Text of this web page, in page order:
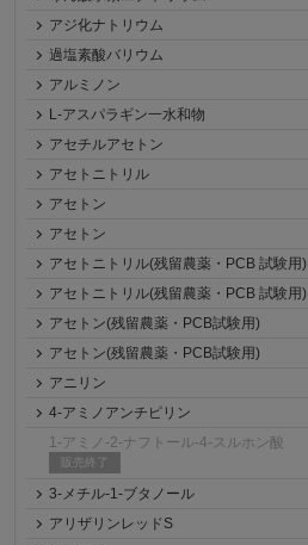
アジ化ナトリウム
過塩素酸バリウム
アルミノン
L-アスパラギン一水和物
アセチルアセトン
アセトニトリル
アセトン
アセトン
アセトニトリル(残留農薬・PCB 試験用)
アセトニトリル(残留農薬・PCB 試験用)
アセトン(残留農薬・PCB試験用)
アセトン(残留農薬・PCB試験用)
アニリン
4-アミノアンチピリン
1-アミノ-2-ナフトール-4-スルホン酸
販売終了
3-メチル-1-ブタノール
アリザリンレッドS